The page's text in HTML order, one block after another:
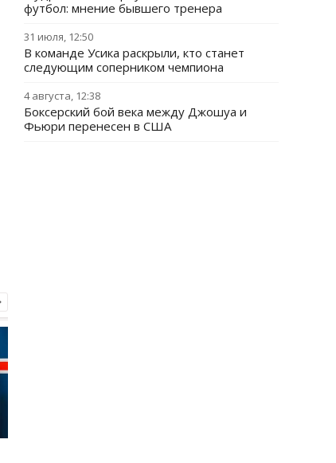
футбол: мнение бывшего тренера
31 июля, 12:50
В команде Усика раскрыли, кто станет
следующим соперником чемпиона
4 августа, 12:38
Боксерский бой века между Джошуа и
Фьюри перенесен в США